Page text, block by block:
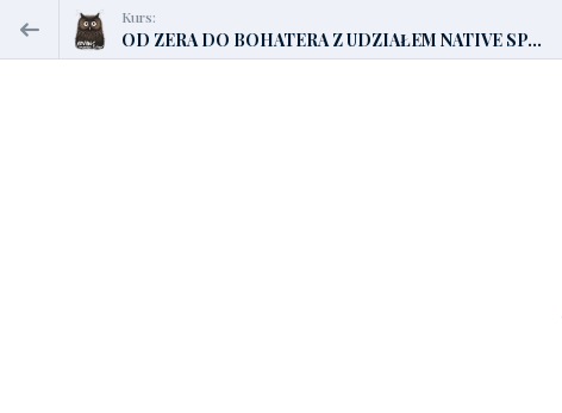
Kurs:
OD ZERA DO BOHATERA Z UDZIAŁEM NATIVE SP...